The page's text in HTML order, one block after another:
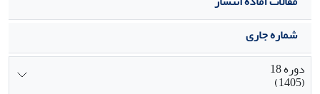
شماره جاری
دوره 18
(1405)